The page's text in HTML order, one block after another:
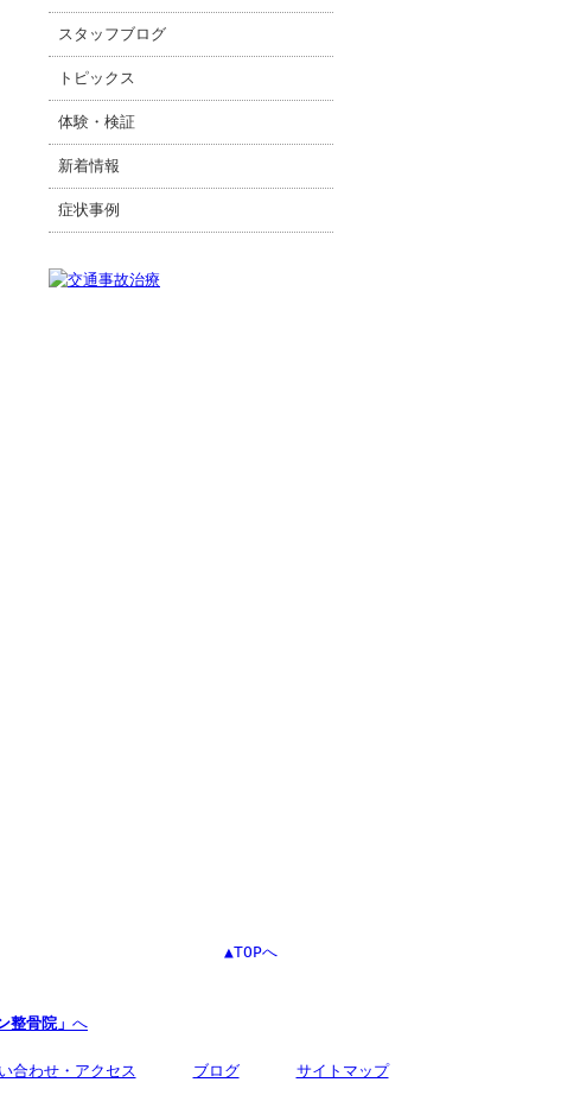
スタッフブログ
トピックス
体験・検証
新着情報
症状事例
▲TOPへ
整骨院」 へ
合わせ・アクセス ブログ サイトマップ